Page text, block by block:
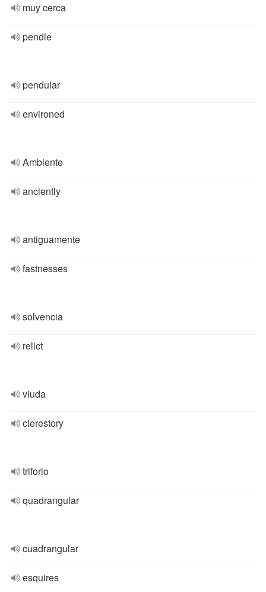
muy cerca
pendle
pendular
environed
Ambiente
anciently
antiguamente
fastnesses
solvencia
relict
viuda
clerestory
triforio
quadrangular
cuadrangular
esquires